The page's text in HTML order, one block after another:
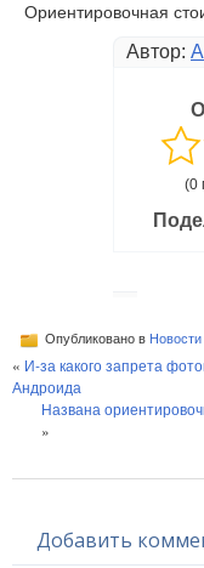
Ориентировочная
Автор:
(0
Опубликовано в
« И-за какого запрета
Андроида
Названа
»
Добавить